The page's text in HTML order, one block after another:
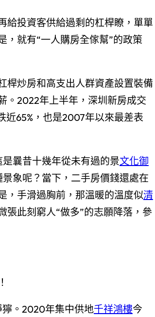
給投資客供給過剩的杠桿瞭，單單
，就有“一人購房全傢幫”的政策
桿炒房和高支出人群資產設置裝備
。2022年上半年，深圳新房成交
近65%，也是2007年以來最差表
曩昔十幾年從未有過的景文化御
象呢？當下，二手房價錢還處在
，手滑過胸前，那溫暖的溫度似清
張此刻窮人“做多”的志願降落，參
。2020年集中供地千祥鴻樓今